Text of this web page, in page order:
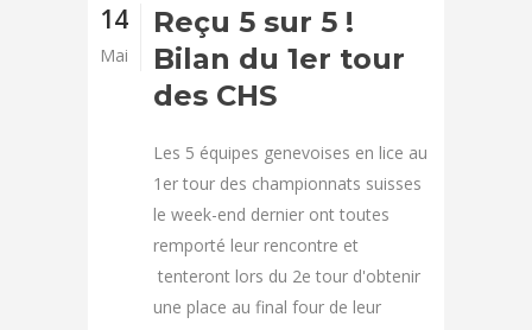
14
Mai
Reçu 5 sur 5 !
Bilan du 1er tour
des CHS
Les 5 équipes genevoises en lice au
1er tour des championnats suisses
le week-end dernier ont toutes
remporté leur rencontre et
tenteront lors du 2e tour d'obtenir
une place au final four de leur